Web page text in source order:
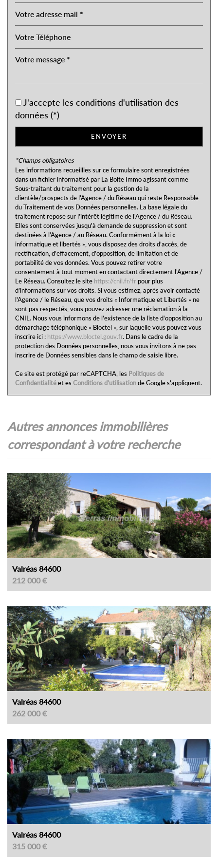
Propriétaires (vs. locataires)
Taxe foncière
22,90 %
Habitants de moins de 25 ans
Nombre d'enfants par famille
Familles sans enfant
56,81 %
Familles avec 1 ou 2 enfants
Maisons
Appartements
12,68 %
Familles avec 3 enfants
J'accepte les conditions d'utilisation des
données (*)
ENVOYER
*Champs obligatoires
Les informations recueillies sur ce formulaire sont enregistrées
dans un fichier informatisé par La Boite Immo agissant comme
Sous-traitant du traitement pour la gestion de la
clientèle/prospects de l'Agence / du Réseau qui reste Responsable
du Traitement de vos Données personnelles. La base légale du
traitement repose sur l'intérêt légitime de l'Agence / du Réseau.
Elles sont conservées jusqu'à demande de suppression et sont
destinées à l'Agence / au Réseau. Conformément à la loi «
informatique et libertés », vous disposez des droits d’accès, de
rectification, d’effacement, d’opposition, de limitation et de
portabilité de vos données. Vous pouvez retirer votre
consentement à tout moment en contactant directement l’Agence /
Le Réseau. Consultez le site https://cnil.fr/fr pour plus
d’informations sur vos droits. Si vous estimez, après avoir contacté
l'Agence / le Réseau, que vos droits « Informatique et Libertés » ne
sont pas respectés, vous pouvez adresser une réclamation à la
CNIL. Nous vous informons de l’existence de la liste d'opposition au
démarchage téléphonique « Bloctel », sur laquelle vous pouvez vous
inscrire ici : https://www.bloctel.gouv.fr. Dans le cadre de la
protection des Données personnelles, nous vous invitons à ne pas
inscrire de Données sensibles dans le champ de saisie libre.
Ce site est protégé par reCAPTCHA, les Politiques de
Confidentialitéet es Conditions d'utilisationde Google s'appliquent.
autres annonces immobilières
correspondant à votre recherche
Valréas 84600
212 000 €
Valréas 84600
262 000 €
Valréas 84600
315 000 €